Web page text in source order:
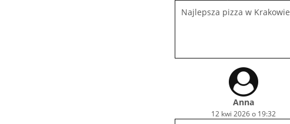
Najlepsza pizza w Krakowie
Anna
12 kwi 2026 o 19:32